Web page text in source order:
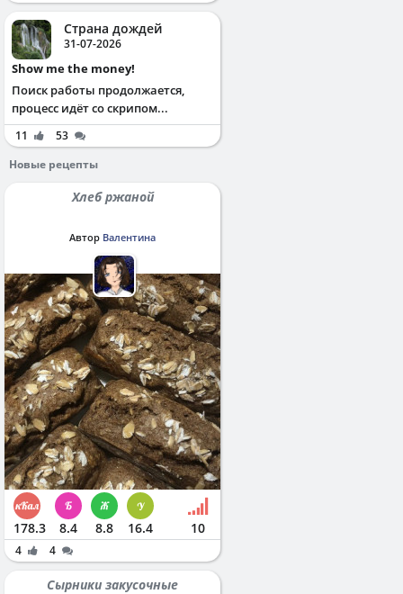
Страна дождей
31-07-2026
Show me the money!
Поиск работы продолжается,
процесс идёт со скрипом...
11
53
Новые рецепты
Хлеб ржаной
Автор Валентина
178.3 8.4 8.8 16.4 10
4 4
Сырники закусочные